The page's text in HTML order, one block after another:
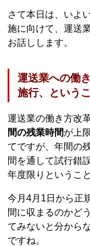
さて本日は、いよ
施に向けて、運送
お話しします。
運送業への働
施行、という
運送業の働き方改
間の残業時間が上
てですが、年間の
間を通して試行錯
年度限りというこ
今月4月1日から正
間に収まるのかど
てみないと分から
ですね。